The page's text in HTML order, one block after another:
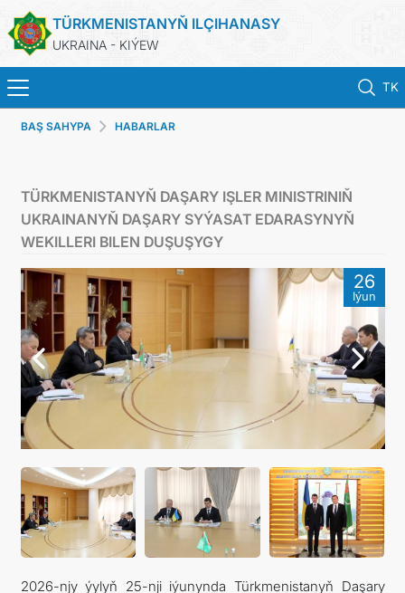
TÜRKMENISTANYŇ ILÇIHANASY
UKRAINA - KIÝEW
TK
BAŞ SAHYPA
KONSULLYK HYZMATLARY
BAŞ SAHYPA HABARLAR
TÜRKMENISTANYŇ DAŞARY IŞLER MINISTRINIŇ
UKRAINANYŇ DAŞARY SYÝASAT EDARASYNYŇ
WEKILLERI BILEN DUŞUŞYGY
26
Iýun
2026-njy ýylyň 25-nji iýunynda Türkmenistanyň Daşary